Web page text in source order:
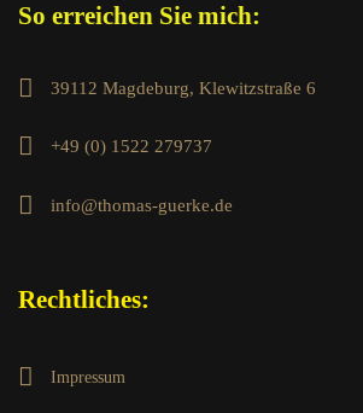
So erreichen Sie mich:
39112 Magdeburg, Klewitzstraße 6
+49 (0) 1522 279737
info@thomas-guerke.de
Rechtliches:
Impressum